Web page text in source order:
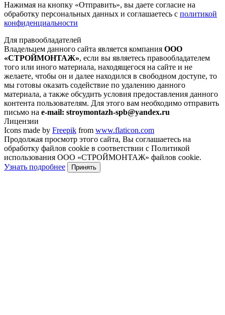
Нажимая на кнопку «Отправить», вы даете согласие на
обработку персональных данных и соглашаетесь с политикой
конфиденциальности
Для правообладателей
Владельцем данного сайта является компания ООО
«СТРОЙМОНТАЖ», если вы являетесь правообладателем
того или иного материала, находящегося на сайте и не
желаете, чтобы он и далее находился в свободном доступе, то
мы готовы оказать содействие по удалению данного
материала, а также обсудить условия предоставления данного
контента пользователям. Для этого вам необходимо отправить
письмо на e-mail: stroymontazh-spb@yandex.ru
Лицензии
Icons made by Freepik from www.flaticon.com
Продолжая просмотр этого сайта, Вы соглашаетесь на
обработку файлов cookie в соответствии с Политикой
использования ООО «СТРОЙМОНТАЖ» файлов cookie.
Узнать подробнее
Принять